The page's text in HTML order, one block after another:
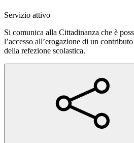
Servizio attivo
Si comunica alla Cittadinanza che è
l’accesso all’erogazione di un
della refezione scolastica.